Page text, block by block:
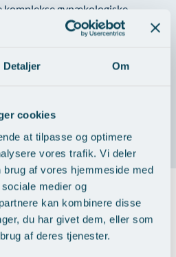
Detaljer Om
cookies
at tilpasse og optimere
vores trafik. Vi deler
af vores hjemmeside med
medier og
kan kombinere disse
du har givet dem, eller som
af deres tjenester.
komplekse gynækologiske
gennemgå en udredning, have
eller livmoderslimhinden
vejen. Vi tager os tid til at
og tilpasse behandlingen efter